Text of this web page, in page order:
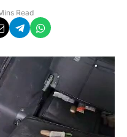
Read